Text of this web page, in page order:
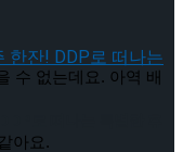
로 떠나는 특별한 휴
수 없는데요. 아역 배
아요.